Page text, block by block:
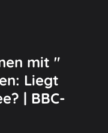
mit "
Liegt
| BBC-